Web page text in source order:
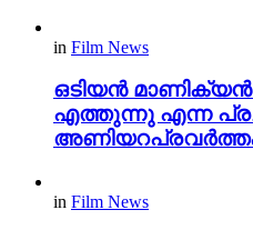
in Film News
ഒടിയൻ
എത്തുന്നു എന്ന
in Film News